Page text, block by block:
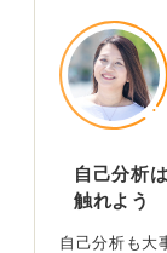
自己分析
触れよう
自己分析も大